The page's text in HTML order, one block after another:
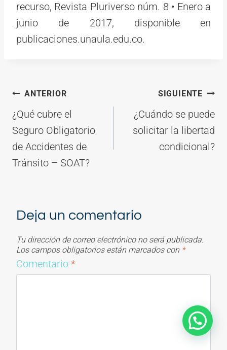
recurso, Revista Pluriverso núm. 8 • Enero a
junio de 2017, disponible en
publicaciones.unaula.edu.co.
Navegación
de
entradas
ANTERIOR
¿Qué cubre el
Seguro Obligatorio
de Accidentes de
Tránsito – SOAT?
SIGUIENTE
¿Cuándo se puede
solicitar la libertad
condicional?
Deja un comentario
Tu dirección de correo electrónico no será publicada.
Los campos obligatorios están marcados con *
Comentario *